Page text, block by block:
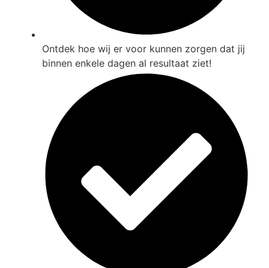
Ontdek hoe wij er voor kunnen zorgen dat jij
binnen enkele dagen al resultaat ziet!